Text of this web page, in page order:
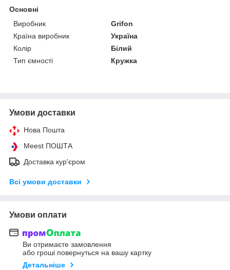
Основні
Виробник
Grifon
Країна виробник
Україна
Колір
Білий
Тип ємності
Кружка
Умови доставки
Нова Пошта
Meest ПОШТА
Доставка кур'єром
Всі умови доставки
Умови оплати
Ви отримаєте замовлення
або гроші повернуться на вашу картку
Детальніше